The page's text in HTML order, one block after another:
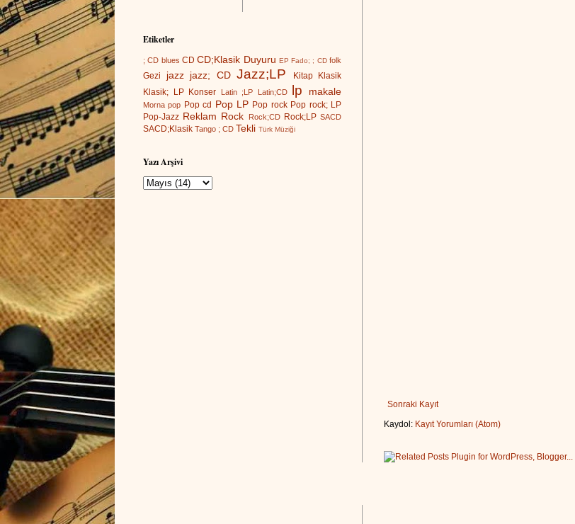
Sonraki Kayıt
Kaydol: Kayıt Yorumları (Atom)
Etiketler
; CD blues CD CD;Klasik Duyuru EP Fado; ; CD folk
Gezi jazz jazz; CD Jazz;LP Kitap
Klasik
Klasik; LP
Konser Latin ;LP Latin;CD lp makale
Morna pop Pop cd Pop LP Pop rock Pop rock; LP
Pop-Jazz Reklam Rock Rock;CD Rock;LP SACD
SACD;Klasik Tango ; CD Tekli Türk Müziği
Yazı Arşivi